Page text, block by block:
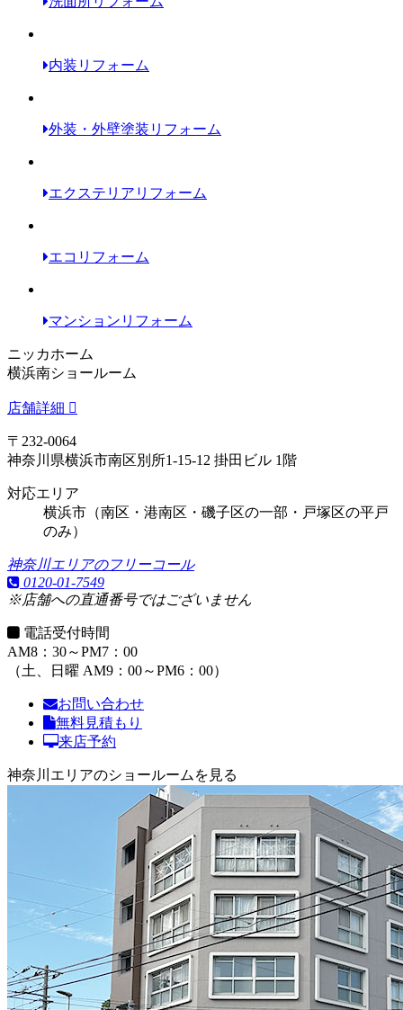
内装リフォーム
外装・外壁塗装リフォーム
エクステリアリフォーム
エコリフォーム
マンションリフォーム
ニッカホーム
横浜南ショールーム
店舗詳細
〒232-0064
神奈川県横浜市南区別所1-15-12 掛田ビル 1階
対応エリア
横浜市（南区・港南区・磯子区の一部・戸塚区の平戸
のみ）
神奈川エリアのフリーコール
0120-01-7549
※店舗への直通番号ではございません
電話受付時間
AM8：30～PM7：00
（土、日曜 AM9：00～PM6：00）
お問い合わせ
無料見積もり
来店予約
神奈川エリアのショールームを見る